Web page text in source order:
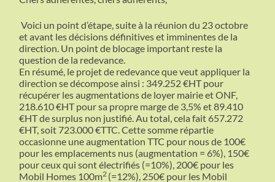
Voici un point d’étape, suite à la réunion du 23 octobre
et avant les décisions définitives et imminentes de la
direction. Un point de blocage important reste la
question de la redevance.
En résumé, le projet de redevance que veut appliquer la
direction se décompose ainsi : 349.252 €HT pour
récupérer les augmentations de loyer mairie et ONF,
218.610 €HT pour sa propre marge de 3,5% et 89.410
€HT de surplus non justifié. Au total, cela fait 657.272
€HT, soit 723.000 €TTC. Cette somme répartie
occasionne une augmentation TTC pour nous de 100€
pour les emplacements nus (augmentation = 6%), 150€
pour ceux qui sont électrifiés (=10%), 200€ pour les
Mobil Homes 100m2 (=12%), 250€ pour les Mobil